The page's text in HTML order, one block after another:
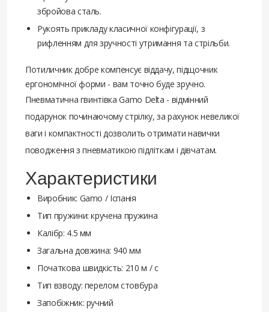
збройова сталь.
Рукоять прикладу класичної конфігурації, з
рифленням для зручності утримання та стрільби.
Потиличник добре компенсує віддачу, підщочник
ергономічної форми - вам точно буде зручно.
Пневматична гвинтівка Gamo Delta - відмінний
подарунок починаючому стрілку, за рахунок невеликої
ваги і компактності дозволить отримати навички
поводження з пневматикою підліткам і дівчатам.
Характеристики
Виробник: Gamo / Іспанія
Тип пружини: кручена пружина
Калібр: 4.5 мм
Загальна довжина: 940 мм
Початкова швидкість: 210 м / с
Тип взводу: перелом стовбура
Запобіжник: ручний